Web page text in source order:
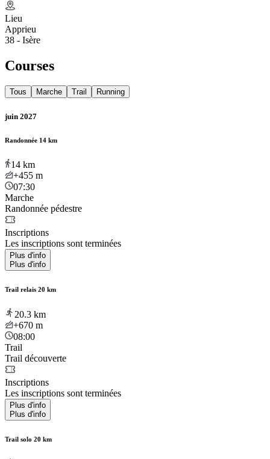
Lieu
Apprieu
38 - Isère
Courses
Tous Marche Trail Running
juin 2027
Randonnée 14 km
14 km
+455 m
07:30
Marche
Randonnée pédestre
Inscriptions
Les inscriptions sont terminées
Plus d'info
Plus d'info
Trail relais 20 km
20.3 km
+670 m
08:00
Trail
Trail découverte
Inscriptions
Les inscriptions sont terminées
Plus d'info
Plus d'info
Trail solo 20 km